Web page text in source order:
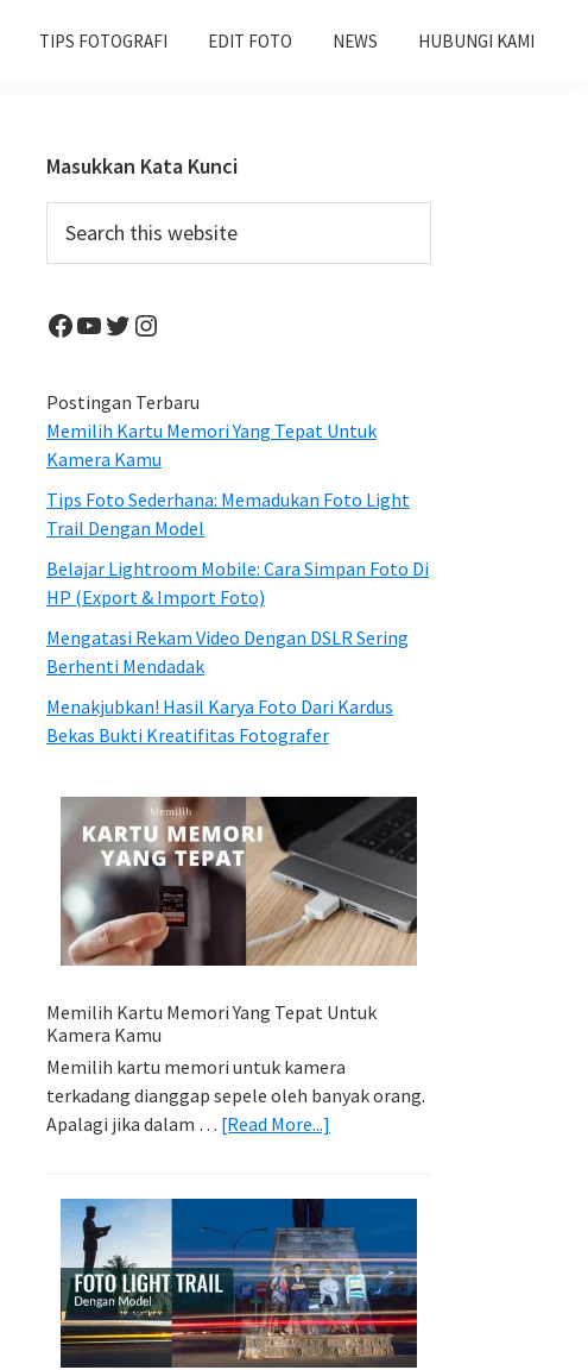
TIPS FOTOGRAFI EDIT FOTO NEWS HUBUNGI KAMI
Primary
Sidebar
Masukkan Kata Kunci
this
Facebook
YouTube
Twitter
Instagram
Postingan Terbaru
Memilih Kartu Memori Yang Tepat Untuk
Kamera Kamu
Tips Foto Sederhana: Memadukan Foto Light
Trail Dengan Model
Belajar Lightroom Mobile: Cara Simpan Foto Di
HP (Export & Import Foto)
Mengatasi Rekam Video Dengan DSLR Sering
Berhenti Mendadak
Menakjubkan! Hasil Karya Foto Dari Kardus
Bekas Bukti Kreatifitas Fotografer
Memilih Kartu Memori Yang Tepat Untuk
Kamera Kamu
Memilih kartu memori untuk kamera
terkadang dianggap sepele oleh banyak orang.
Apalagi jika dalam … [Read More...]
Yang
Tepat
Untuk
Kamera
Kamu